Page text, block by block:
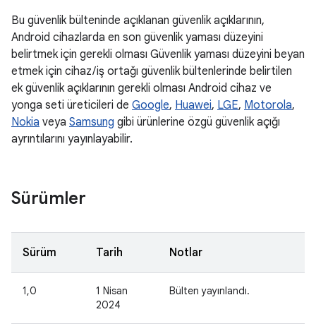
Bu güvenlik bülteninde açıklanan güvenlik açıklarının,
Android cihazlarda en son güvenlik yaması düzeyini
belirtmek için gerekli olması Güvenlik yaması düzeyini beyan
etmek için cihaz / iş ortağı güvenlik bültenlerinde belirtilen
ek güvenlik açıklarının gerekli olması Android cihaz ve
yonga seti üreticileri de Google, Huawei, LGE, Motorola,
Nokia veya Samsung gibi ürünlerine özgü güvenlik açığı
ayrıntılarını yayınlayabilir.
Sürümler
Sürüm Tarih Notlar
1,0
1 Nisan
2024
Bülten yayınlandı.